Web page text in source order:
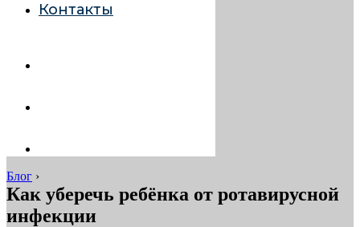
Контакты
Блог ›
Как уберечь ребёнка от ротавирусной
инфекции